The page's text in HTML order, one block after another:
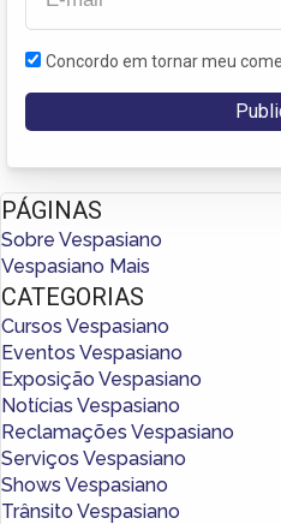
Concordo em tornar meu
PÁGINAS
Sobre Vespasiano
Vespasiano Mais
CATEGORIAS
Cursos Vespasiano
Eventos Vespasiano
Exposição Vespasiano
Notícias Vespasiano
Reclamações Vespasiano
Serviços Vespasiano
Shows Vespasiano
Trânsito Vespasiano